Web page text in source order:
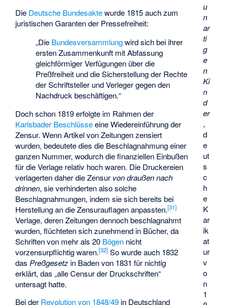
u
n
ar
ti
g
e
n
Ki
n
d
er
,
d
e
ut
s
c
h
e
K
ar
ik
at
ur
v
o
n
1
Die Deutsche Bundesaktewurde 1815 auch zum
juristischen Garanten der Pressefreiheit:
„Die Bundesversammlungwird sich bei ihrer
ersten Zusammenkunft mit Abfassung
gleichförmiger Verfügungen über die
Preßfreiheit und die Sicherstellung der Rechte
der Schriftsteller und Verleger gegen den
Nachdruck beschäftigen.“
Doch schon 1819 erfolgte im Rahmen der
Karlsbader Beschlüsseeine Wiedereinführung der
Zensur. Wenn Artikel von Zeitungen zensiert
wurden, bedeutete dies die Beschlagnahmung einer
ganzen Nummer, wodurch die finanziellen Einbußen
für die Verlage relativ hoch waren. Die Druckereien
verlagerten daher die Zensur von draußen nach
drinnen, sie verhinderten also solche
Beschlagnahmungen, indem sie sich bereits bei
Herstellung an die Zensurauflagen anpassten.[31]
Verlage, deren Zeitungen dennoch beschlagnahmt
wurden, flüchteten sich zunehmend in Bücher, da
Schriften von mehr als 20 Bögen nicht
vorzensurpflichtig waren.[32] So wurde auch 1832
das Preßgesetz in Baden von 1831 für nichtig
erklärt, das „alle Censur der Druckschriften“
untersagt hatte.
Bei der Revolution von 1848/49 in Deutschland